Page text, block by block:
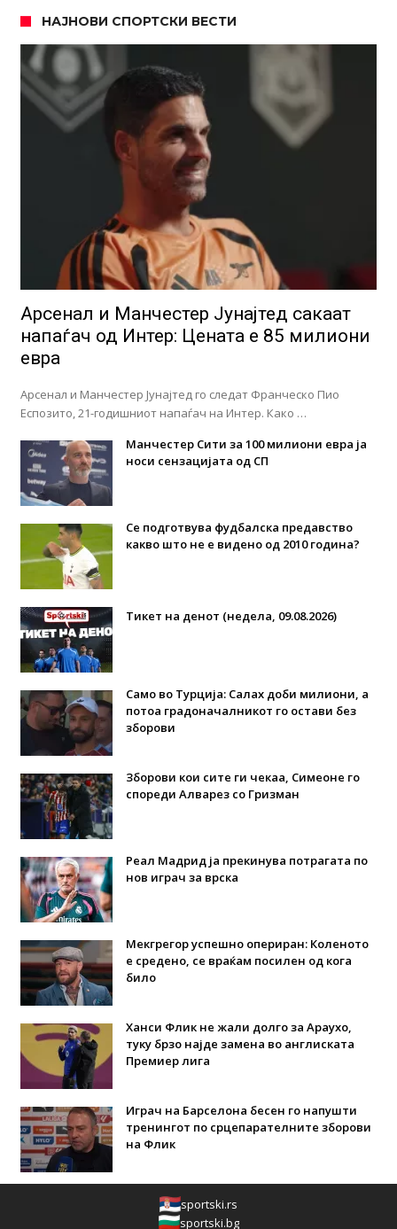
НАЈНОВИ СПОРТСКИ ВЕСТИ
Арсенал и Манчестер Јунајтед сакаат
напаѓач од Интер: Цената е 85 милиони
евра
Арсенал и Манчестер Јунајтед го следат Франческо Пио
Еспозито, 21-годишниот напаѓач на Интер. Како …
Манчестер Сити за 100 милиони евра ја
носи сензацијата од СП
Се подготвува фудбалска предавство
какво што не е видено од 2010 година?
Тикет на денот (недела, 09.08.2026)
Само во Турција: Салах доби милиони, а
потоа градоначалникот го остави без
зборови
Зборови кои сите ги чекаа, Симеоне го
спореди Алварез со Гризман
Реал Мадрид ја прекинува потрагата по
нов играч за врска
Мекгрегор успешно опериран: Коленото
е средено, се враќам посилен од кога
било
Ханси Флик не жали долго за Араухо,
туку брзо најде замена во англиската
Премиер лига
Играч на Барселона бесен го напушти
тренингот по срцепарателните зборови
на Флик
sportski.rs
sportski.bg